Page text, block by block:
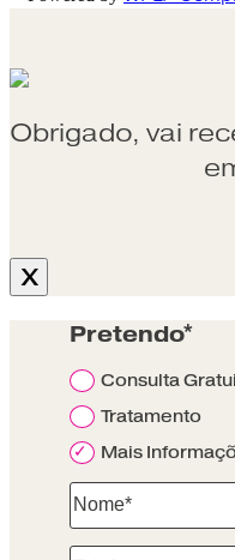
Obrigado, vai
X
Pretendo*
Consulta
Tratamento
Mais